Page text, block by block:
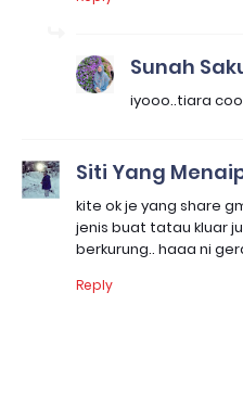
Sunah
iyooo..tiara
Siti Yang
kite ok je yang share
jenis buat tatau kluar
berkurung.. haaa ni
Reply